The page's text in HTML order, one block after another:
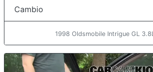
Cambio
1998 Oldsmobile Intrigue GL